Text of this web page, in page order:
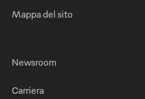
Mappa del sito
Newsroom
Carriera